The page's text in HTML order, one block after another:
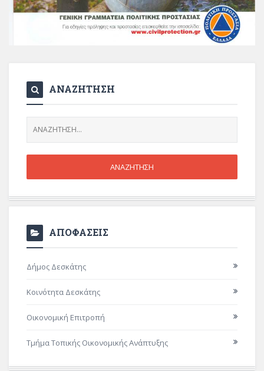
ΑΝΑΖΗΤΗΣΗ
ΑΠΟΦΑΣΕΙΣ
Δήμος Δεσκάτης
Κοινότητα Δεσκάτης
Οικονομική Επιτροπή
Τμήμα Τοπικής Οικονομικής Ανάπτυξης